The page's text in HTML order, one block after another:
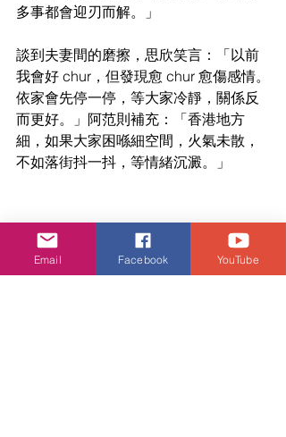
多事都會迎刃而解。」
談到夫妻間的磨擦，思欣笑言：「以前
我會好 chur，但發現愈 chur 愈傷感情。
依家會先停一停，等大家冷靜，關係反
而更好。」阿范則補充：「香港地方
細，如果大家困喺細空間，火氣未散，
不如落街抖一抖，等情緒沉澱。」
潮流生活
Email Facebook YouTube